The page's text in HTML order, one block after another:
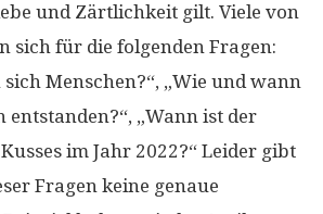
und Zärtlichkeit gilt. Viele von
sich für die folgenden Fragen:
Menschen?“, „Wie und wann
entstanden?“, „Wann ist der
im Jahr 2022?“ Leider gibt
Fragen keine genaue